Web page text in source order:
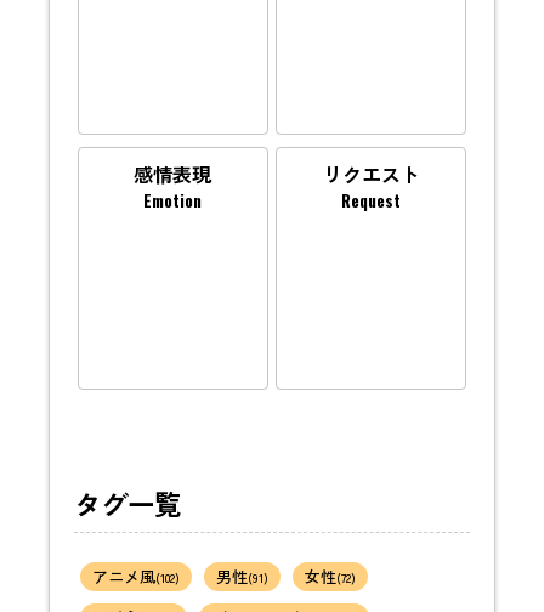
感情表現
Emotion
リクエスト
Request
タグ一覧
アニメ風(102) 男性(91) 女性(72)